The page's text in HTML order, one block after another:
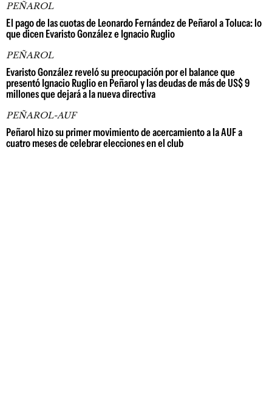
PEÑAROL
El pago de las cuotas de Leonardo Fernández de Peñarol a Toluca: lo
que dicen Evaristo González e Ignacio Ruglio
PEÑAROL
Evaristo González reveló su preocupación por el balance que
presentó Ignacio Ruglio en Peñarol y las deudas de más de US$ 9
millones que dejará a la nueva directiva
PEÑAROL-AUF
Peñarol hizo su primer movimiento de acercamiento a la AUF a
cuatro meses de celebrar elecciones en el club